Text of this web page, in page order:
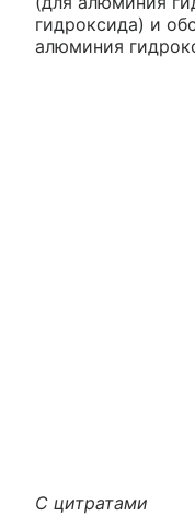
гидроксида) и
алюминия
С цитратами